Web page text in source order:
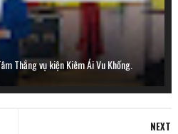
Thắng vụ kiện Kiêm Ái Vu Khống.
NEXT